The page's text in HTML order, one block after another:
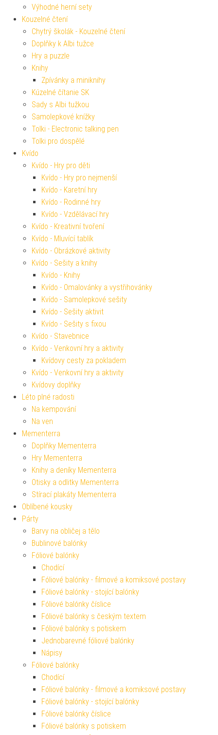
Výhodné herní sety
Kouzelné čtení
Chytrý školák - Kouzelné čtení
Doplňky k Albi tužce
Hry a puzzle
Knihy
Zpívánky a miniknihy
Kúzelné čítanie SK
Sady s Albi tužkou
Samolepkové knížky
Tolki - Electronic talking pen
Tolki pro dospělé
Kvído
Kvído - Hry pro děti
Kvído - Hry pro nejmenší
Kvído - Karetní hry
Kvído - Rodinné hry
Kvído - Vzdělávací hry
Kvído - Kreativní tvoření
Kvído - Mluvící tablík
Kvído - Obrázkové aktivity
Kvído - Sešity a knihy
Kvído - Knihy
Kvído - Omalovánky a vystřihovánky
Kvído - Samolepkové sešity
Kvído - Sešity aktivit
Kvído - Sešity s fixou
Kvído - Stavebnice
Kvído - Venkovní hry a aktivity
Kvídovy cesty za pokladem
Kvído - Venkovní hry a aktivity
Kvídovy doplňky
Léto plné radosti
Na kempování
Na ven
Mementerra
Doplňky Mementerra
Hry Mementerra
Knihy a deníky Mementerra
Otisky a odlitky Mementerra
Stírací plakáty Mementerra
Oblíbené kousky
Párty
Barvy na obličej a tělo
Bublinové balónky
Fóliové balónky
Chodící
Fóliové balónky - filmové a komiksové postavy
Fóliové balónky - stojící balónky
Fóliové balónky číslice
Fóliové balónky s českým textem
Fóliové balónky s potiskem
Jednobarevné fóliové balónky
Nápisy
Fóliové balónky
Chodící
Fóliové balónky - filmové a komiksové postavy
Fóliové balónky - stojící balónky
Fóliové balónky číslice
Fóliové balónky s potiskem